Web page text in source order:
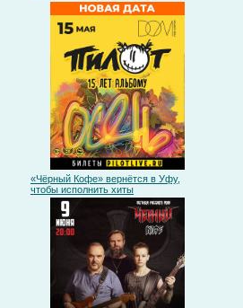
«Чёрный Кофе» вернётся в Уфу,
чтобы исполнить хиты